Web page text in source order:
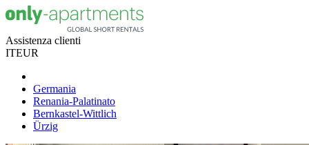
Assistenza clienti
ITEUR
Germania
Renania-Palatinato
Bernkastel-Wittlich
Ürzig